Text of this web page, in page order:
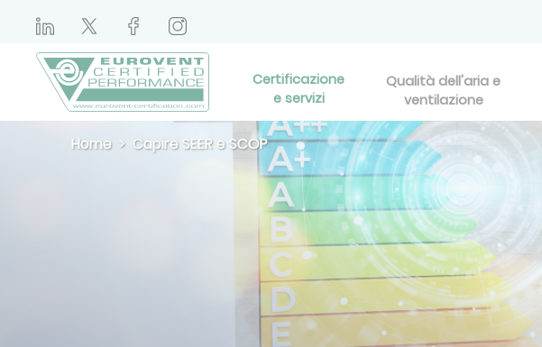
Certificazione
e servizi
Qualità dell'aria e
ventilazione
Home Capire SEER e SCOP